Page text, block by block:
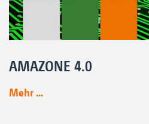
AMAZONE 4.0
Mehr ...